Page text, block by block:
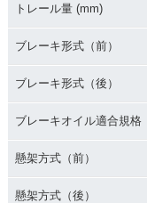
トレール量 (mm)
ブレーキ形式（前）
ブレーキ形式（後）
ブレーキオイル適合規格
懸架方式（前）
懸架方式（後）